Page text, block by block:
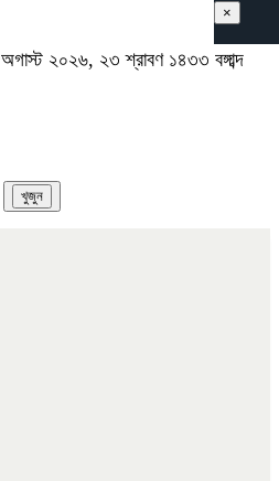
২০২৬, ২৩ শ্রাবণ ১৪৩৩ বঙ্গাব্দ
×